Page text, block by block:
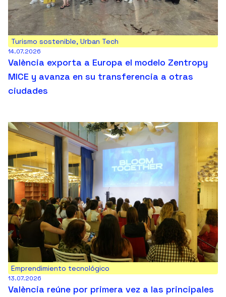
Turismo sostenible, Urban Tech
14.07.2026
València exporta a Europa el modelo Zentropy
MICE y avanza en su transferencia a otras
ciudades
Emprendimiento tecnológico
13.07.2026
València reúne por primera vez a las principales